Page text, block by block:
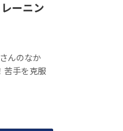
ーニン
んのなか
苦手を克服